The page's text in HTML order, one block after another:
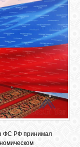
ФС РФ принимал